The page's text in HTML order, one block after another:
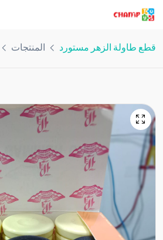
قطع طاولة الزهر مستورد المنتجات